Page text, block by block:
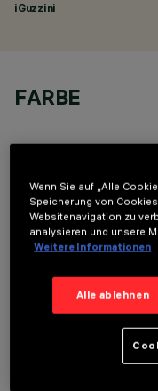
iGuzzini
FARBE
OPTIONALE
Wenn Sie auf „Alle
Speicherung von
Websitenavigation zu
analysieren und unsere
Weitere Informationen
Alle ablehnen